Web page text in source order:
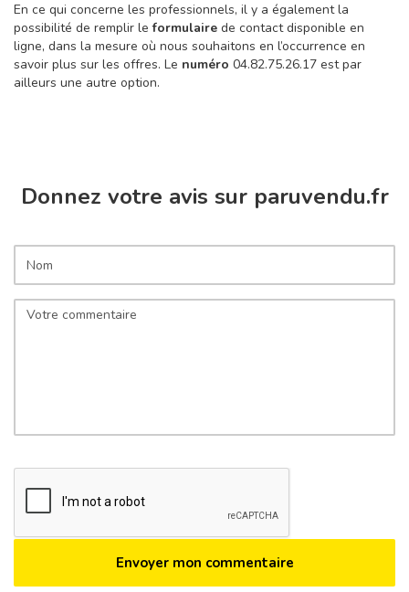
En ce qui concerne les professionnels, il y a également la
possibilité de remplir leformulaire de contact disponible en
ligne, dans la mesure où nous souhaitons en l’occurrence en
savoir plus sur les offres. Le numéro 04.82.75.26.17 est par
ailleurs une autre option.
Donnez votre avis sur paruvendu.fr